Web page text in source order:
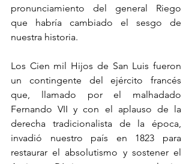
pronunciamiento del general Riego
que habría cambiado el sesgo de
nuestra historia.
Los Cien mil Hijos de San Luis fueron
un contingente del ejército francés
que, llamado por el malhadado
Fernando VII y con el aplauso de la
derecha tradicionalista de la época,
invadió nuestro país en 1823 para
restaurar el absolutismo y sostener el